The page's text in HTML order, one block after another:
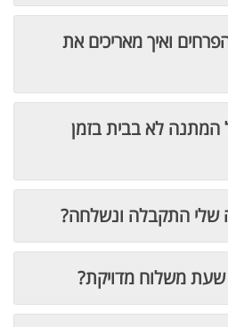
ואיך מאריכים את
לא בבית בזמן
שלי התקבלה ונשלחה?
משלוח מדויקת?